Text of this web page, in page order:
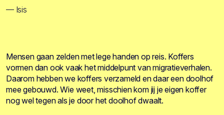
— Isis
Mensen gaan zelden met lege handen op reis. Koffers
vormen dan ook vaak het middelpunt van migratieverhalen.
Daarom hebben we koffers verzameld en daar een doolhof
mee gebouwd. Wie weet, misschien kom jij je eigen koffer
nog wel tegen als je door het doolhof dwaalt.